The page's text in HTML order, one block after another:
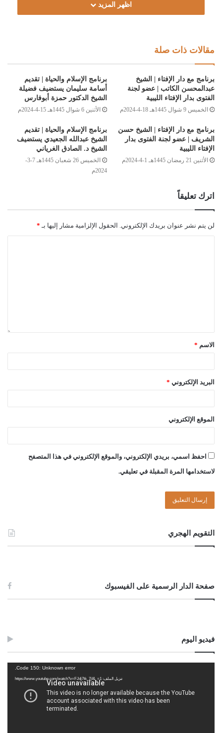
Post Views: 1٬084
اظهر المزيد
مقالات ذات صلة
برنامج مع دار الإفتاء | الشيخ
عبدالمحسن الكاتب | عضو لجنة
الفتوى بدار الإفتاء الليبية
الخميس 9 شوال 1445هـ 18-4-2024م
برنامج الإسلام والحياة | تقديم
أسامة سليمان يستضيف فضيلة
الشيخ الدكتور حمزة أبوفارس
الأثنين 6 شوال 1445هـ 15-4-2024م
برنامج مع دار الإفتاء | الشيخ حسن
الشريف | عضو لجنة الفتوى بدار
الإفتاء الليبية
الأثنين 21 رمضان 1445هـ 1-4-2024م
برنامج الإسلام والحياة | تقديم
الشيخ عبدالله الجعيدي يستضيف
الشيخ د. الصادق الغرياني
الخميس 26 شعبان 1445هـ 7-3-
2024م
اترك تعليقاً
لن يتم نشر عنوان بريدك الإلكتروني. الحقول الإلزامية مشار إليها بـ *
الاسم *
البريد الإلكتروني *
الموقع الإلكتروني
احفظ اسمي، بريدي الإلكتروني، والموقع الإلكتروني في هذا المتصفح
لاستخدامها المرة المقبلة في تعليقي.
التقويم الهجري
صفحة الدار الرسمية على الفيسبوك
فيديو اليوم
Code 150: Unknown error.
تنزيل الملف: https://www.youtube.com/watch?v=FJdj7tk_7jI&_=1